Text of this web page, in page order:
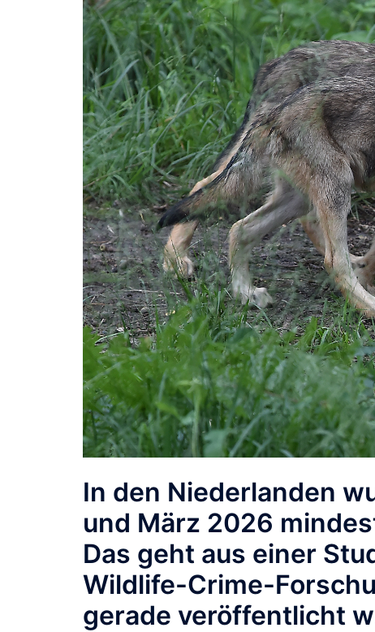
In den Niederlanden
und März 2026
Das geht aus einer
Wildlife-Crime-
gerade veröffentlicht